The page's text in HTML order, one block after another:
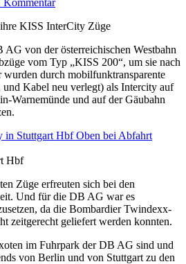
Kommentar
KISS InterCity Züge
von der österreichischen Westbahn
vom Typ „KISS 200“, um sie nach
wurden durch mobilfunktransparente
und Kabel neu verlegt) als Intercity auf
Warnemünde und auf der Gäubahn
Hbf
Züge erfreuten sich bei den
Und für die DB AG war es
da die Bombardier Twindexx-
zeitgerecht geliefert werden konnten.
im Fuhrpark der DB AG sind und
von Berlin und von Stuttgart zu den